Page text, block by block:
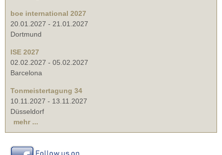
boe international 2027
20.01.2027 - 21.01.2027
Dortmund
ISE 2027
02.02.2027 - 05.02.2027
Barcelona
Tonmeistertagung 34
10.11.2027 - 13.11.2027
Düsseldorf
mehr ...